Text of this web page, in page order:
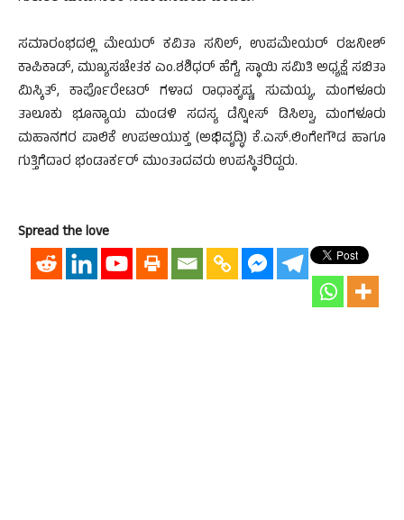
ಸಮಾರಂಭದಲ್ಲಿ ಮೇಯರ್ ಕವಿತಾ ಸನಿಲ್, ಉಪಮೇಯರ್ ರಜನೀಶ್
ಕಾಪಿಕಾಡ್, ಮುಖ್ಯಸಚೇತಕ ಎಂ.ಶಶಿಧರ್ ಹೆಗ್ಡೆ, ಸ್ಥಾಯಿ ಸಮಿತಿ ಅಧ್ಯಕ್ಷೆ ಸಬಿತಾ
ಮಿಸ್ಕಿತ್, ಕಾರ್ಪೊರೇಟರ್ ಗಳಾದ ರಾಧಾಕೃಷ್ಣ, ಸುಮಯ್ಯ, ಮಂಗಳೂರು
ತಾಲೂಕು ಭೂನ್ಯಾಯ ಮಂಡಳಿ ಸದಸ್ಯ ಡೆನ್ನೀಸ್ ಡಿಸಿಲ್ವಾ, ಮಂಗಳೂರು
ಮಹಾನಗರ ಪಾಲಿಕೆ ಉಪಆಯುಕ್ತ (ಅಭಿವೃದ್ಧಿ) ಕೆ.ಎಸ್.ಲಿಂಗೇಗೌಡ ಹಾಗೂ
ಗುತ್ತಿಗೆದಾರ ಭಂಡಾರ್ಕರ್ ಮುಂತಾದವರು ಉಪಸ್ಥಿತರಿದ್ದರು.
Spread the love